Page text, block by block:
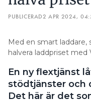
PUBLICERAD2 APR 2024,
Med en smart laddare,
halvera laddpriset med
En ny flextjänst
stödtjänster och
Det här är det